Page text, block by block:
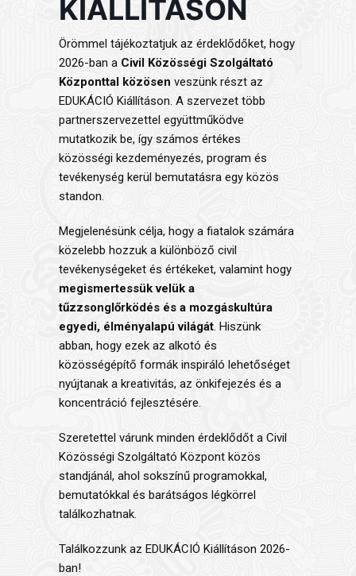
KIÁLLÍTÁSON
Örömmel tájékoztatjuk az érdeklődőket, hogy
2026-ban a Civil Közösségi Szolgáltató
Központtal közösen veszünk részt az
EDUKÁCIÓ Kiállításon. A szervezet több
partnerszervezettel együttműködve
mutatkozik be, így számos értékes
közösségi kezdeményezés, program és
tevékenység kerül bemutatásra egy közös
standon.
Megjelenésünk célja, hogy a fiatalok számára
közelebb hozzuk a különböző civil
tevékenységeket és értékeket, valamint hogy
megismertessük velük a
tűzzsonglőrködés és a mozgáskultúra
egyedi, élményalapú világát. Hiszünk
abban, hogy ezek az alkotó és
közösségépítő formák inspiráló lehetőséget
nyújtanak a kreativitás, az önkifejezés és a
koncentráció fejlesztésére.
Szeretettel várunk minden érdeklődőt a Civil
Közösségi Szolgáltató Központ közös
standjánál, ahol sokszínű programokkal,
bemutatókkal és barátságos légkörrel
találkozhatnak.
Találkozzunk az EDUKÁCIÓ Kiállításon 2026-
ban!